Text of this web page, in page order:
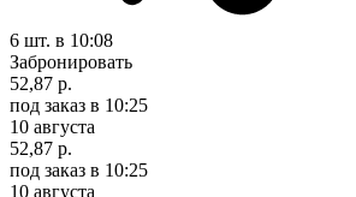
6 шт. в 10:08
Забронировать
52,87 р.
под заказ в 10:25
10 августа
52,87 р.
под заказ в 10:25
10 августа